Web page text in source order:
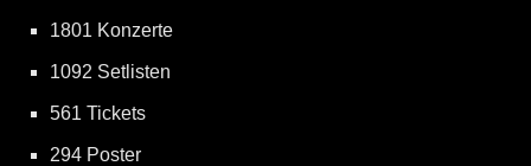
1801 Konzerte
1092 Setlisten
561 Tickets
294 Poster